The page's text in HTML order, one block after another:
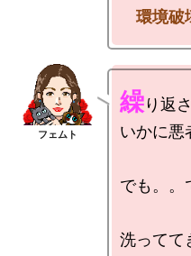
環境破
繰り返
いかに悪
でも。。
洗ってて